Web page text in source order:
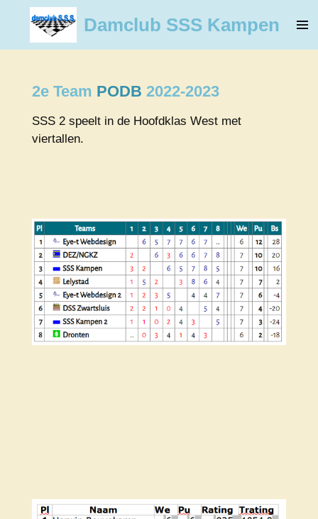
naar
hoofdinhoud
Damclub SSS Kampen
2e Team PODB 2022-2023
SSS 2 speelt in de Hoofdklas West met
viertallen.